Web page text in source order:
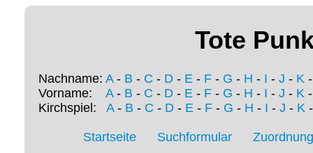
Tote
Nachname: A- B - C - D - E - F - G - H - I - J - K
Vorname: A- B - C - D - E - F - G - H - I - J - K
Kirchspiel: A- B - C - D- E- F- G - H - I - J - K
Startseite Suchformular